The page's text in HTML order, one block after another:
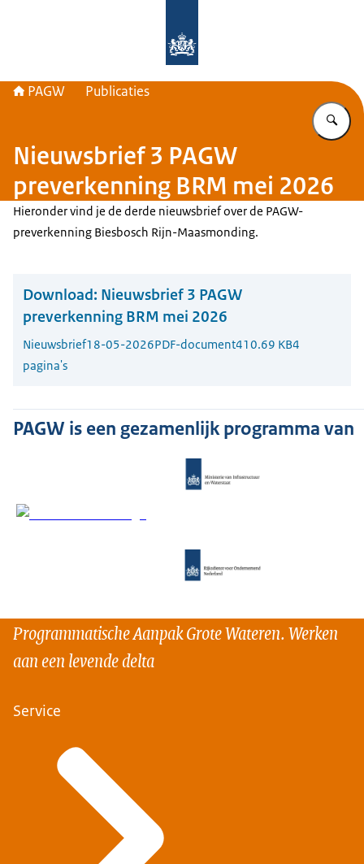
PAGW Publicaties
Nieuwsbrief 3 PAGW
preverkenning BRM mei 2026
Hieronder vind je de derde nieuwsbrief over de PAGW-
preverkenning Biesbosch Rijn-Maasmonding.
Download: Nieuwsbrief 3 PAGW
preverkenning BRM mei 2026
Nieuwsbrief18-05-2026PDF-document410.69 KB4
pagina's
PAGW is een gezamenlijk programma van
Programmatische Aanpak Grote Wateren. Werken
aan een levende delta
Service